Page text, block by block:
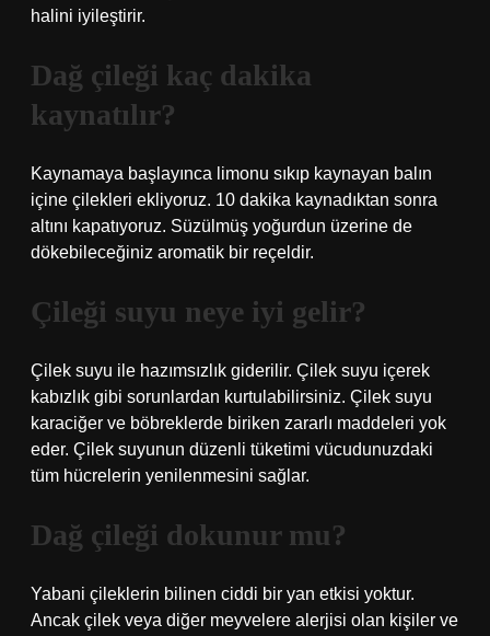
halini iyileştirir.
Dağ çileği kaç dakika
kaynatılır?
Kaynamaya başlayınca limonu sıkıp kaynayan balın
içine çilekleri ekliyoruz. 10 dakika kaynadıktan sonra
altını kapatıyoruz. Süzülmüş yoğurdun üzerine de
dökebileceğiniz aromatik bir reçeldir.
Çileği suyu neye iyi gelir?
Çilek suyu ile hazımsızlık giderilir. Çilek suyu içerek
kabızlık gibi sorunlardan kurtulabilirsiniz. Çilek suyu
karaciğer ve böbreklerde biriken zararlı maddeleri yok
eder. Çilek suyunun düzenli tüketimi vücudunuzdaki
tüm hücrelerin yenilenmesini sağlar.
Dağ çileği dokunur mu?
Yabani çileklerin bilinen ciddi bir yan etkisi yoktur.
Ancak çilek veya diğer meyvelere alerjisi olan kişiler ve